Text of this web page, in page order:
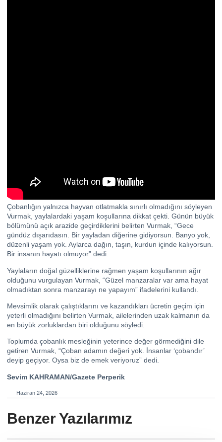
Çobanlığın yalnızca hayvan otlatmakla sınırlı olmadığını söyleyen
Vurmak, yaylalardaki yaşam koşullarına dikkat çekti. Günün büyük
bölümünü açık arazide geçirdiklerini belirten Vurmak, “Gece
gündüz dışarıdasın. Bir yayladan diğerine gidiyorsun. Banyo yok,
düzenli yaşam yok. Aylarca dağın, taşın, kurdun içinde kalıyorsun.
Bir insanın hayatı olmuyor” dedi.
Yaylaların doğal güzelliklerine rağmen yaşam koşullarının ağır
olduğunu vurgulayan Vurmak, “Güzel manzaralar var ama hayat
olmadıktan sonra manzarayı ne yapayım” ifadelerini kullandı.
Mevsimlik olarak çalıştıklarını ve kazandıkları ücretin geçim için
yeterli olmadığını belirten Vurmak, ailelerinden uzak kalmanın da
en büyük zorluklardan biri olduğunu söyledi.
Toplumda çobanlık mesleğinin yeterince değer görmediğini dile
getiren Vurmak, “Çoban adamın değeri yok. İnsanlar ‘çobandır’
deyip geçiyor. Oysa biz de emek veriyoruz” dedi.
Sevim KAHRAMAN/Gazete Perperik
Haziran 24, 2026
Benzer Yazılarımız